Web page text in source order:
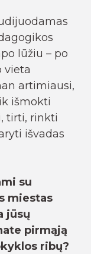
lūžiu – po
vieta
artimiausi,
išmokti
tirti, rinkti
išvadas
su
miestas
jūsų
pirmąją
ribų?